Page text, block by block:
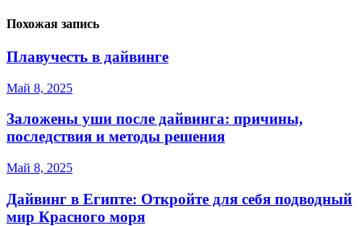
Похожая запись
Плавучесть в дайвинге
Май 8, 2025
Заложены уши после дайвинга: причины,
последствия и методы решения
Май 8, 2025
Дайвинг в Египте: Откройте для себя подводный
мир Красного моря